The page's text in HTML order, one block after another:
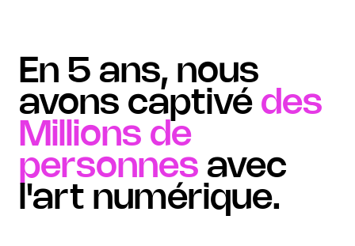
En 5 ans, nous
avons captivé des
Millions de
personnes avec
l'art numérique.